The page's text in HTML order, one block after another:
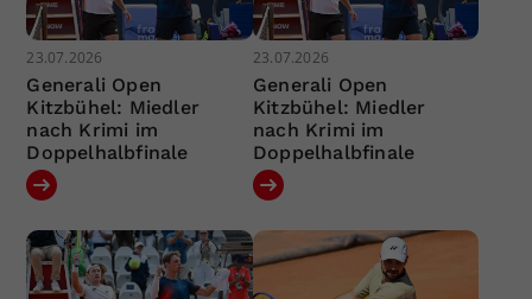
23.07.2026
Generali Open
Kitzbühel: Miedler
nach Krimi im
Doppelhalbfinale
23.07.2026
Generali Open
Kitzbühel: Miedler
nach Krimi im
Doppelhalbfinale